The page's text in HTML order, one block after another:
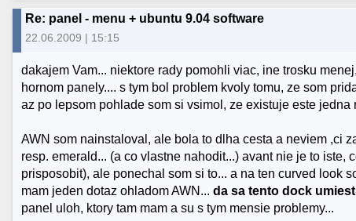
Re: panel - menu + ubuntu 9.04 software
22.06.2009 | 15:15
dakajem Vam... niektore rady pomohli viac, ine trosku
hornom panely.... s tym bol problem kvoly tomu, ze som
az po lepsom pohlade som si vsimol, ze existuje este jedna
AWN som nainstaloval, ale bola to dlha cesta a neviem ,ci
resp. emerald... (a co vlastne nahodit...) avant nie je to iste,
prisposobit), ale ponechal som si to... a na ten curved look
mam jeden dotaz ohladom AWN... da sa tento dock
panel uloh, ktory tam mam a su s tym mensie problemy...